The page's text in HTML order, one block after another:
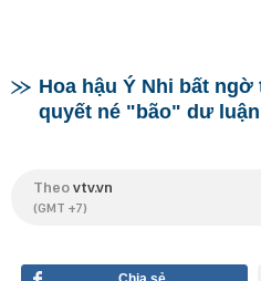
Hoa hậu Ý Nhi bất
quyết né "bão" dư
Theovtv.vn
(GMT +7)